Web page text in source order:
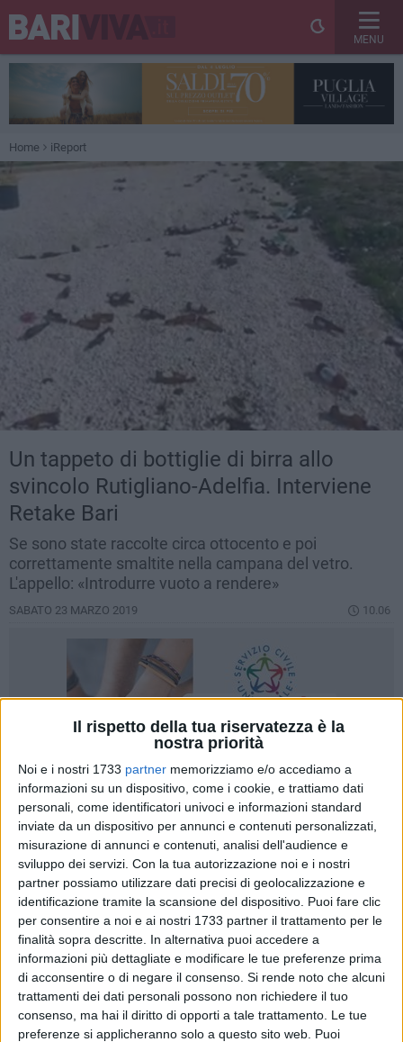
Il rispetto della tua riservatezza è la
nostra priorità
Noi e i nostri 1733 partner memorizziamo e/o accediamo a
informazioni su un dispositivo, come i cookie, e trattiamo dati
personali, come identificatori univoci e informazioni standard
inviate da un dispositivo per annunci e contenuti personalizzati,
misurazione di annunci e contenuti, analisi dell'audience e
sviluppo dei servizi. Con la tua autorizzazione noi e i nostri
partner possiamo utilizzare dati precisi di geolocalizzazione e
identificazione tramite la scansione del dispositivo. Puoi fare clic
per consentire a noi e ai nostri 1733 partner il trattamento per le
finalità sopra descritte. In alternativa puoi accedere a
informazioni più dettagliate e modificare le tue preferenze prima
di acconsentire o di negare il consenso. Si rende noto che alcuni
trattamenti dei dati personali possono non richiedere il tuo
consenso, ma hai il diritto di opporti a tale trattamento. Le tue
preferenze si applicheranno solo a questo sito web. Puoi
MENU
Home iReport
Un tappeto di bottiglie di birra allo
svincolo Rutigliano-Adelfia. Interviene
Retake Bari
Se sono state raccolte circa ottocento e poi
correttamente smaltite nella campana del vetro.
L'appello: «Introdurre vuoto a rendere»
SABATO 23 MARZO 2019 10.06
20
Una distesa infinita di bottiglie di birra, sedimentate in anni e